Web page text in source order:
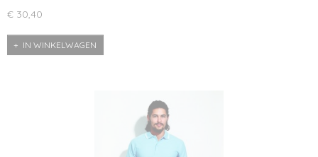
€ 30,40
IN WINKELWAGEN